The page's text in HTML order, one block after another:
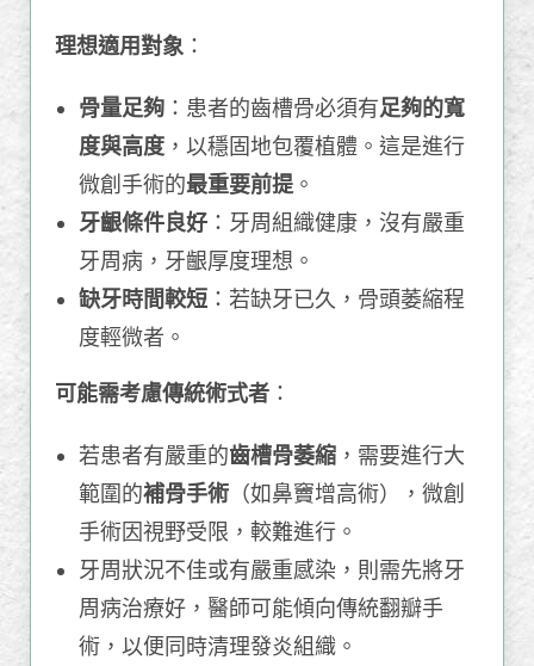
理想適用對象 ：
骨量足夠 ：患者的齒槽骨必須有足夠的寬
度與高度 ，以穩固地包覆植體。這是進行
微創手術的最重要前提。
牙齦條件良好 ：牙周組織健康，沒有嚴重
牙周病，牙齦厚度理想。
缺牙時間較短 ：若缺牙已久，骨頭萎縮程
度輕微者。
可能需考慮傳統術式者 ：
若患者有嚴重的齒槽骨萎縮 ，需要進行大
範圍的補骨手術 （如鼻竇增高術），微創
手術因視野受限，較難進行。
牙周狀況不佳或有嚴重感染，則需先將牙
周病治療好，醫師可能傾向傳統翻瓣手
術，以便同時清理發炎組織。